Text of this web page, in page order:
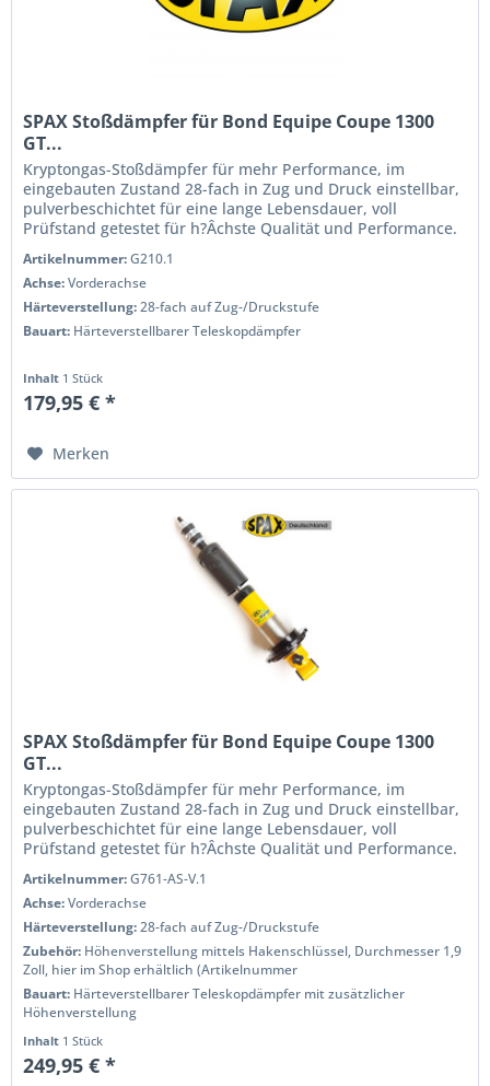
SPAX Stoßdämpfer für Bond Equipe Coupe 1300
GT...
Kryptongas-Stoßdämpfer für mehr Performance, im
eingebauten Zustand 28-fach in Zug und Druck einstellbar,
pulverbeschichtet für eine lange Lebensdauer, voll
Prüfstand getestet für h?Âchste Qualität und Performance.
Artikelnummer:G210.1
Achse:Vorderachse
Härteverstellung:28-fach auf Zug-/Druckstufe
Bauart: Härteverstellbarer Teleskopdämpfer
Inhalt 1 Stück
179,95 € *
Merken
SPAX Stoßdämpfer für Bond Equipe Coupe 1300
GT...
Kryptongas-Stoßdämpfer für mehr Performance, im
eingebauten Zustand 28-fach in Zug und Druck einstellbar,
pulverbeschichtet für eine lange Lebensdauer, voll
Prüfstand getestet für h?Âchste Qualität und Performance.
Artikelnummer:G761-AS-V.1
Achse:Vorderachse
Härteverstellung:28-fach auf Zug-/Druckstufe
Zubehör: Höhenverstellung mittels Hakenschlüssel, Durchmesser 1,9
Zoll, hier im Shop erhältlich (Artikelnummer
Bauart: Härteverstellbarer Teleskopdämpfer mit zusätzlicher
Höhenverstellung
Inhalt 1 Stück
249,95 € *